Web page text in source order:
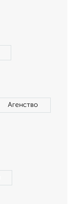
Агенство